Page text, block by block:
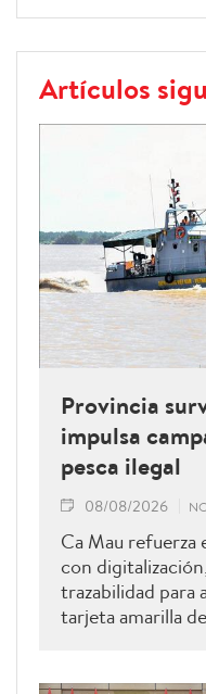
Artículos
Provincia
impulsa
pesca ilegal
08/08/2026
Ca Mau refuerza
con
trazabilidad para
tarjeta amarilla